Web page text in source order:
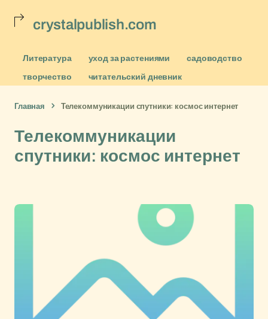
crystalpublish.com
Литература уход за растениями
садоводство
творчество
читательский дневник
Главная Телекоммуникации спутники: космос интернет
Телекоммуникации
спутники: космос интернет